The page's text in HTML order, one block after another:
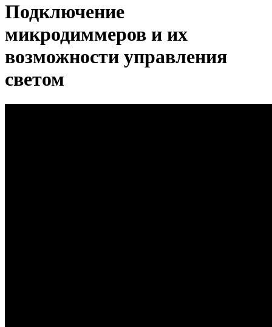
Подключение
микродиммеров и их
возможности управления
светом